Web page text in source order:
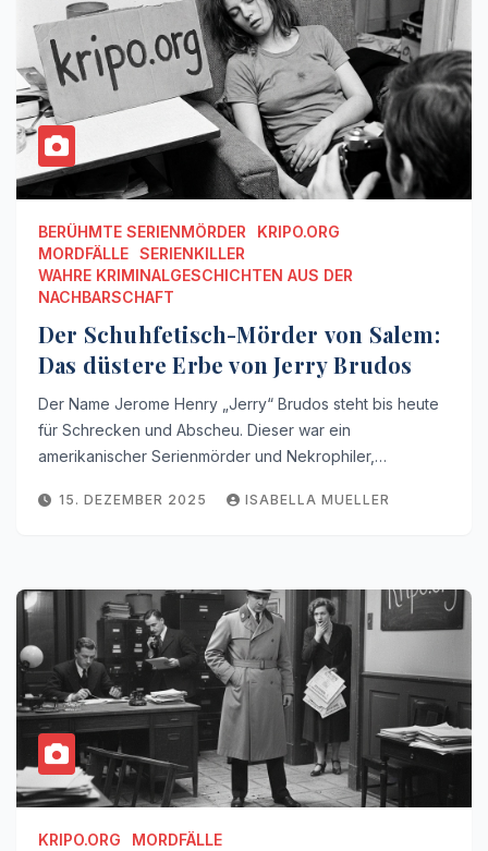
BERÜHMTE SERIENMÖRDER
KRIPO.ORG
MORDFÄLLE SERIENKILLER
WAHRE KRIMINALGESCHICHTEN AUS DER
NACHBARSCHAFT
Der Schuhfetisch-Mörder von Salem:
Das düstere Erbe von Jerry Brudos
Der Name Jerome Henry „Jerry“ Brudos steht bis heute
für Schrecken und Abscheu. Dieser war ein
amerikanischer Serienmörder und Nekrophiler,…
15. DEZEMBER 2025 ISABELLA MUELLER
KRIPO.ORG
MORDFÄLLE